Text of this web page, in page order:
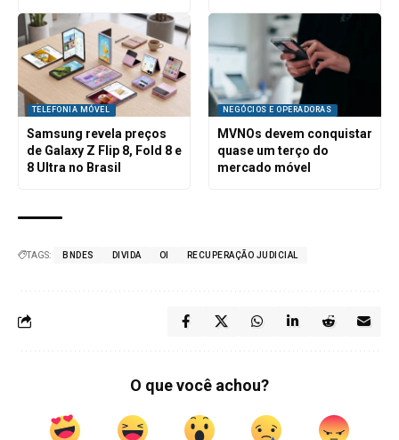
TELEFONIA MÓVEL
Samsung revela preços
de Galaxy Z Flip 8, Fold 8 e
8 Ultra no Brasil
NEGÓCIOS E OPERADORAS
MVNOs devem conquistar
quase um terço do
mercado móvel
TAGS: BNDES DIVIDA OI RECUPERAÇÃO JUDICIAL
O que você achou?